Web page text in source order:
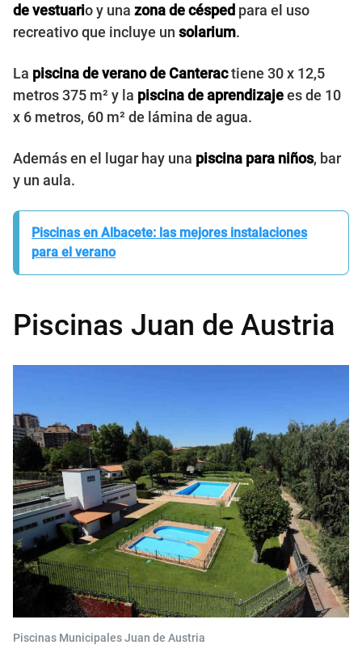
de vestuario y una zona de césped para el uso
recreativo que incluye un solarium.
La piscina de verano de Canteractiene 30 x 12,5
metros 375 m² y la piscina de aprendizajees de 10
x 6 metros, 60 m² de lámina de agua.
Además en el lugar hay una piscina para niños, bar
y un aula.
Piscinas en Albacete: las mejores instalaciones
para el verano
Piscinas Juan de Austria
Piscinas Municipales Juan de Austria